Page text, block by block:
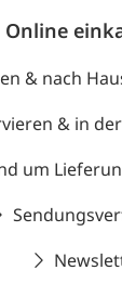
Online
& nach
& in
um